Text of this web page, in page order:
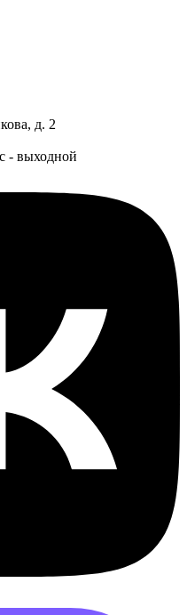
д. 2
- выходной